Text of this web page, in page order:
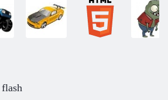
flash